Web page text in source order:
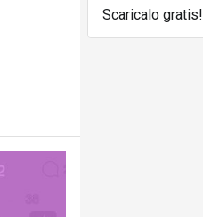
Scaricalo gratis!